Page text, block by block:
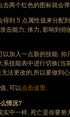
击两个红色的图标就会
5 点属性值来分配到
击能力; 体力, 影响到
入一点新的技能. 你
系技能表中进行切换(
法更改的,所以要做到
, 可以点击这里.
情况?
一样, 死亡是你要努